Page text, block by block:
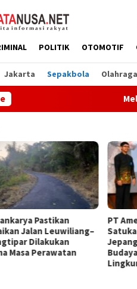
POLITIK OTOMOTIF
Jakarta Sepakbola Olahraga
Melalui
Pastikan
Leuwiliang–
Dilakukan
Perawatan
PT Amerta
Satukan
Jepang
Budaya dan
Lingkungan